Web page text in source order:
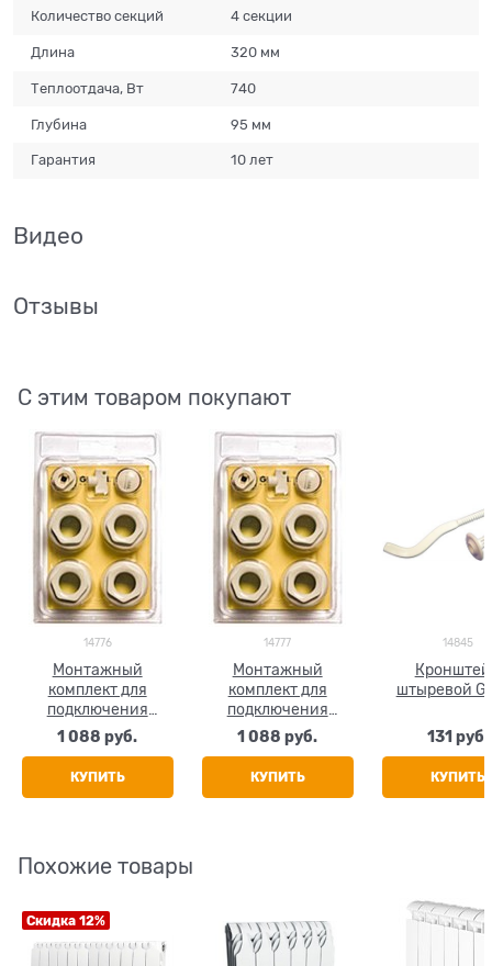
Количество секций 4 секции
Длина 320 мм
Теплоотдача, Вт 740
Глубина 95 мм
Гарантия 10 лет
Видео
Отзывы
С этим товаром покупают
14776
Монтажный
комплект для
подключения
радиатора Global,
размер 1/2"
1 088 руб.
КУПИТЬ
14777
Монтажный
комплект для
подключения
радиатора Global,
размер 3/4"
1 088 руб.
КУПИТЬ
14845
штыревой
131 руб.
КУПИТЬ
Похожие товары
Скидка 12%